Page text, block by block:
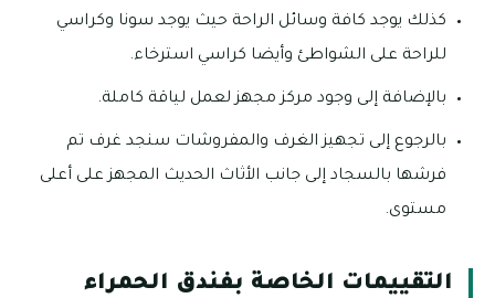
كذلك يوجد كافة وسائل الراحة حيث يوجد سونا وكراسي
للراحة على الشواطئ وأيضا كراسي استرخاء.
بالإضافة إلى وجود مركز مجهز لعمل لياقة كاملة.
بالرجوع إلى تجهيز الغرف والمفروشات سنجد غرف تم
فرشها بالسجاد إلى جانب الأثاث الحديث المجهز على أعلى
مستوى.
التقييمات الخاصة بفندق الحمراء